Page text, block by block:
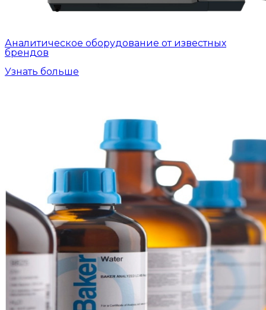
Аналитическое оборудование от известных
брендов
Узнать больше